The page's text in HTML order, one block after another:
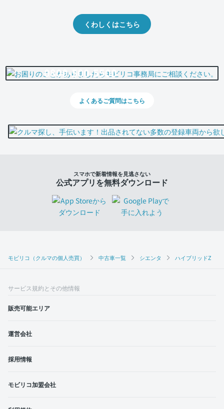
モビリコ（クルマの個人売買） 中古車一覧 シエンタ ハイブリッドZ
くわしくはこちら
0800-500-5500
よくあるご質問はこちら
スマホで新着情報を見逃さない
公式アプリを無料ダウンロード
サービス規約とその他情報
販売可能エリア
運営会社
採用情報
モビリコ加盟会社